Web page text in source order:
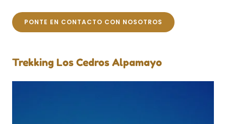
PONTE EN CONTACTO CON NOSOTROS
Trekking Los Cedros Alpamayo